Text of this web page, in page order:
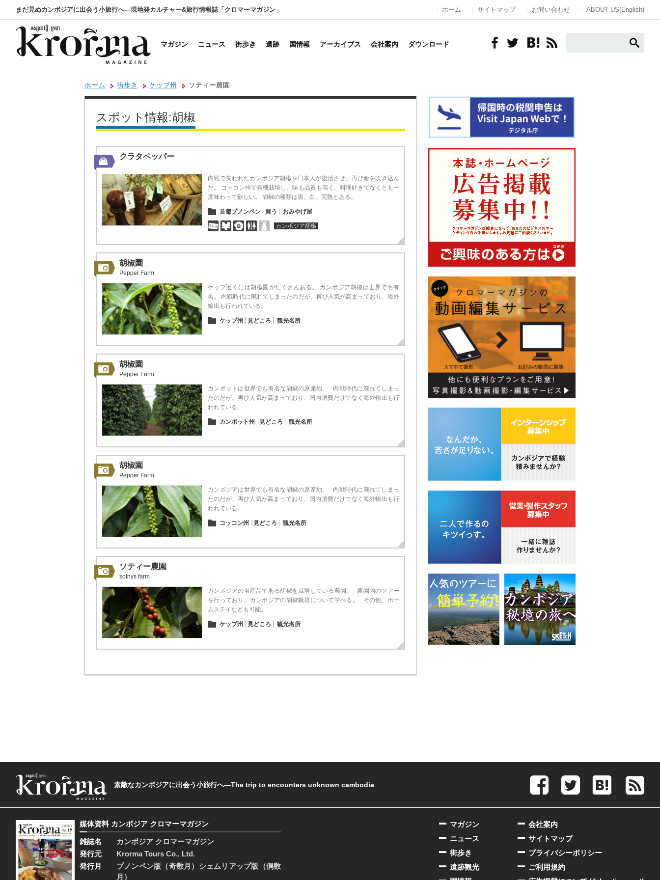
まだ見ぬカンボジアに出会う小旅行へ―現地発カルチャー&旅行情報誌「クロマーマガジン」 ホーム サイトマップ お問い合わせ ABOUT US(English)
マガジン ニュース 街歩き 遺跡 国情報 アーカイブス 会社案内 ダウンロード
ホーム 街歩き ケップ州 ソティー農園
スポット情報:胡椒
クラタペッパー
内戦で失われたカンボジア胡椒を日本人が復活させ、再び命を吹き込ん
だ。 コッコン州で有機栽培し、味も品質も高く、料理好きでなくとも一
度味わって欲しい。 胡椒の種類は黒、白、完熟とある。
首都プノンペン 買う おみやげ屋
カンボジア胡椒
胡椒園
Pepper Farm
ケップ近くには胡椒園がたくさんある。 カンボジア胡椒は世界でも有
名。 内戦時代に廃れてしまったのだが、再び人気が高まっており、海外
輸出も行われている。
ケップ州 見どころ 観光名所
胡椒園
Pepper Farm
カンポットは世界でも有名な胡椒の原産地。 内戦時代に廃れてしまっ
たのだが、再び人気が高まっており、国内消費だけでなく海外輸出も行
われている。
カンポット州 見どころ 観光名所
胡椒園
Pepper Farm
カンボジアは世界でも有名な胡椒の原産地。 内戦時代に廃れてしまっ
たのだが、再び人気が高まっており、国内消費だけでなく海外輸出も行
われている。
コッコン州 見どころ 観光名所
ソティー農園
sothys farm
カンボジアの名産品である胡椒を栽培している農園。 農園内のツアー
を行っており、カンボジアの胡椒栽培について学べる。 その他、ホー
ムステイなども可能。
ケップ州 見どころ 観光名所
素敵なカンボジアに出会う小旅行へ―The trip to encounters unknown cambodia
媒体資料 カンボジア クロマーマガジン
雑誌名
カンボジア クロマーマガジン
発行元
Krorma Tours Co., Ltd.
発行月
プノンペン版（奇数月）シェムリアップ版（偶数
月）
会社案内
サイトマップ
プライバシーポリシー
ご利用規約
マガジン
ニュース
街歩き
遺跡観光